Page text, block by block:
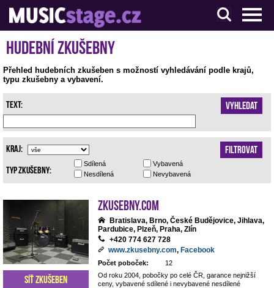
S muzikanty pro muzikanty
Hudební zkušebny
Přehled hudebních zkušeben s možností vyhledávání podle krajů,
typu zkušebny a vybavení.
Vyhledat
Text:
Filtrovat
Kraj:
Vybavená
Nevybavená
Sdílená
Nesdílená
Typ zkušebny:
Zkusebny.com
Bratislava, Brno, České Budějovice, Jihlava,
Pardubice, Plzeň, Praha, Zlín
+420 774 627 728
www.zkusebny.com, Facebook
Počet poboček:
12
Od roku 2004, pobočky po celé ČR, garance nejnižší
ceny, vybavené sdílené i nevybavené nesdílené
Síť zkušeben